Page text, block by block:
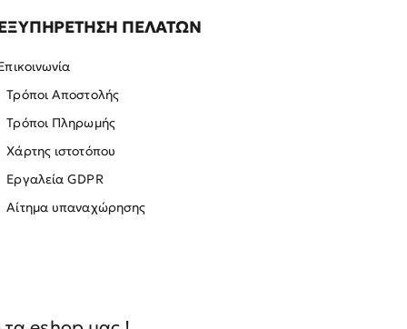
ΠΕΛΑΤΩΝ
Τρόποι Αποστολής
Τρόποι Πληρωμής
Χάρτης ιστοτόπου
Εργαλεία GDPR
Αίτημα υπαναχώρησης